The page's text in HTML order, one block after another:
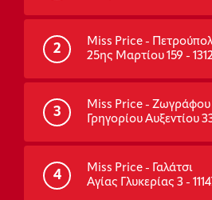
2
Miss Price -
25ης Μαρτίου 159 -
3
Miss Price - Ζωγράφου
Γρηγορίου Αυξεντίου
4
Miss Price - Γαλάτσι
Αγίας Γλυκερίας 3 -